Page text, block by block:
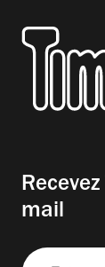
mail
Entrez